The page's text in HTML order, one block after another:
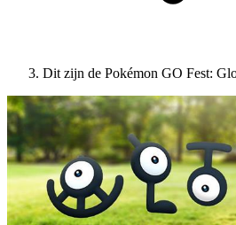
Dit zijn de Pokémon GO Fest: